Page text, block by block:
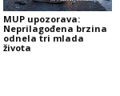
MUP upozorava:
Neprilagođena brzina
odnela tri mlada
života